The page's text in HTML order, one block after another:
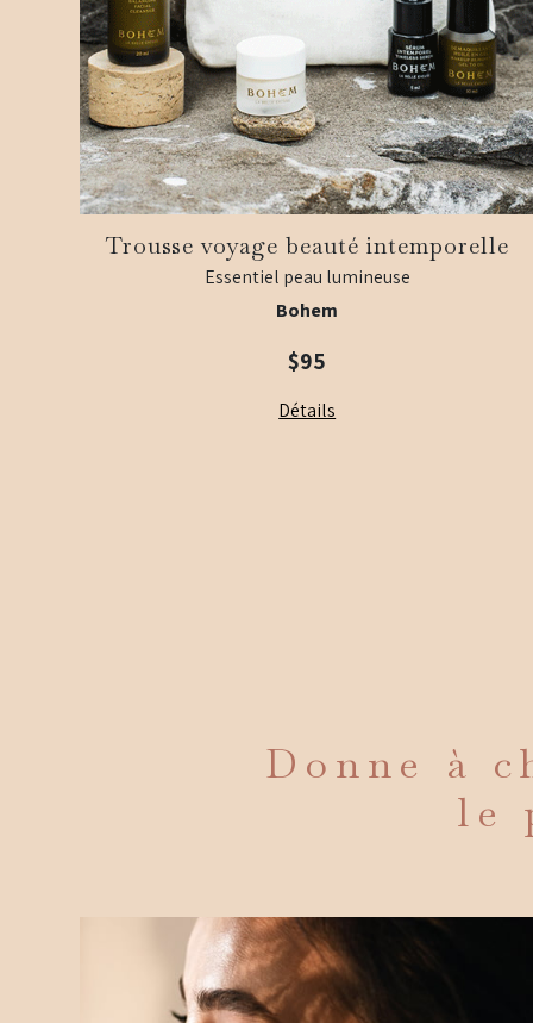
Trousse voyage beauté intemporelle
Essentiel peau lumineuse
Bohem
$95
Détails
Donne à
le